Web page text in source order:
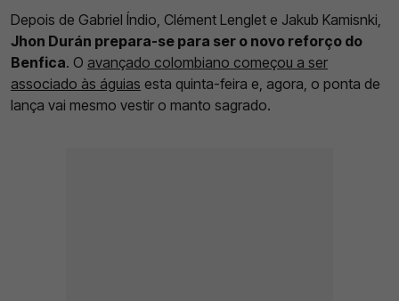
Depois de Gabriel Índio, Clément Lenglet e Jakub Kamisnki,
Jhon Durán prepara-se para ser o novo reforço do
Benfica. O avançado colombiano começou a ser
associado às águias esta quinta-feira e, agora, o ponta de
lança vai mesmo vestir o manto sagrado.